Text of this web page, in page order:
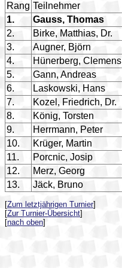
Rang Teilnehmer
1.
Gauss, Thomas
2.
Birke, Matthias, Dr.
3.
Augner, Björn
4.
Hünerberg, Clemens
5.
Gann, Andreas
6.
Laskowski, Hans
7.
Kozel, Friedrich, Dr.
8.
König, Torsten
9.
Herrmann, Peter
10.
Krüger, Martin
11.
Porcnic, Josip
12.
Merz, Georg
13.
Jäck, Bruno
[Zum letztjährigen Turnier]
[Zur Turnier-Übersicht]
[nach oben]